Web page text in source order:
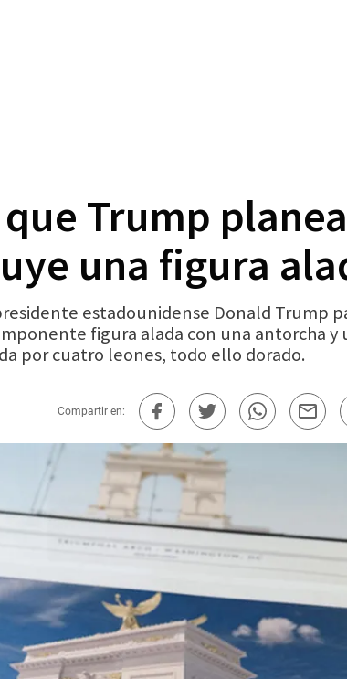
Trump
una figura
estadounidense Donald Trump
figura alada con una antorcha
por cuatro leones, todo ello dorado.
Compartir en: